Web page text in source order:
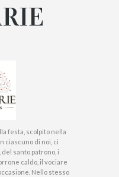
festa, scolpito nella
ciascuno di noi, ci
santo patrono, i
caldo, il vociare
Nello stesso